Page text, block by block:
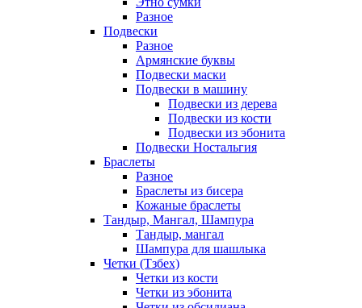
Разное
Подвески
Разное
Армянские буквы
Подвески маски
Подвески в машину
Подвески из дерева
Подвески из кости
Подвески из эбонита
Подвески Ностальгия
Браслеты
Разное
Браслеты из бисера
Кожаные браслеты
Тандыр, Мангал, Шампура
Тандыр, мангал
Шампура для шашлыка
Четки (Тзбех)
Четки из кости
Четки из эбонита